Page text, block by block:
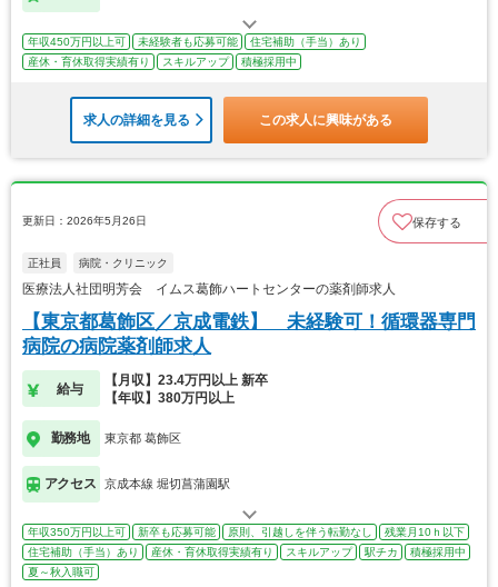
年収450万円以上可 未経験者も応募可能
住宅補助（手当）あり
産休・育休取得実績有り
スキルアップ 積極採用中
求人の詳細を見る この求人に興味がある
更新日：2026年5月26日 保存する
正社員 病院・クリニック
医療法人社団明芳会 イムス葛飾ハートセンターの薬剤師求人
【東京都葛飾区／京成電鉄】 未経験可！循環器専門
病院の病院薬剤師求人
給与
【月収】23.4万円以上 新卒
【年収】380万円以上
勤務地 東京都 葛飾区
アクセス 京成本線 堀切菖蒲園駅
年収350万円以上可 新卒も応募可能 原則、引越しを伴う転勤なし
残業月10ｈ以下
住宅補助（手当）あり
産休・育休取得実績有り スキルアップ 駅チカ
積極採用中
夏～秋入職可